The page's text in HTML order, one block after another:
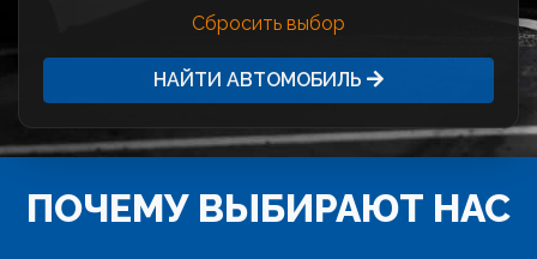
Сбросить выбор
НАЙТИ АВТОМОБИЛЬ
ПОЧЕМУ ВЫБИРАЮТ НАС